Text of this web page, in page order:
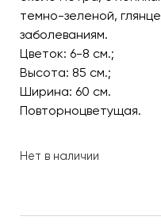
темно-зеленой,
заболеваниям.
Цветок: 6-8 см.;
Высота: 85 см.;
Ширина: 60 см.
Повторноцветущая.
Нет в наличии